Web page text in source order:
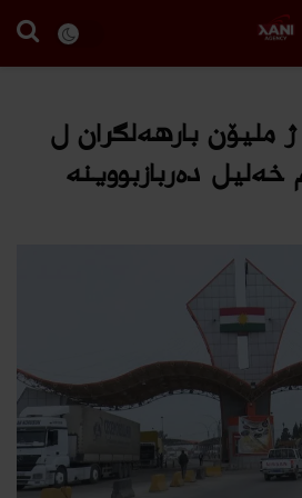
٢٠٢٠ پتر ژ ملیۆن بارهەلگران ل
خەلیل ده‌ربازبووینه‌